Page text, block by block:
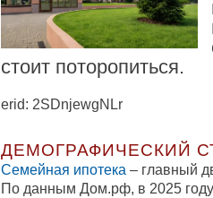
стоит поторопиться.
erid: 2SDnjewgNLr
ДЕМОГРАФИЧЕСКИЙ
Семейная ипотека – главный
По данным Дом.рф, в 2025